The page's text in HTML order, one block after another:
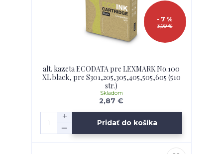
3,09 €
- 7 %
alt. kazeta ECODATA pre LEXMARK No.100
XL black, pre S301,205,305,405,505,605 (510
str.)
2,87 €
Skladom
Pridať do košíka